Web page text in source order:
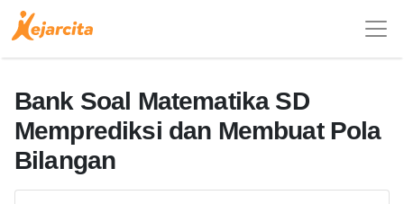
Bank Soal Matematika SD
Memprediksi dan Membuat Pola
Bilangan